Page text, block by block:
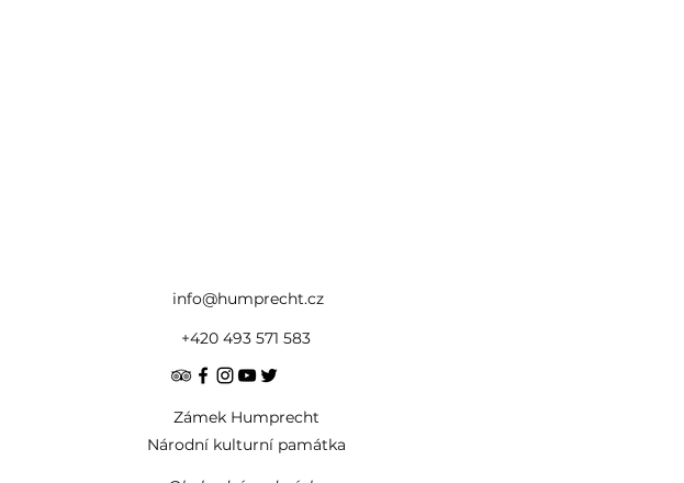
info@humprecht.cz
+420 493 571 583
Zámek Humprecht
Národní kulturní památka